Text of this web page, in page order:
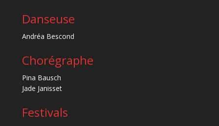
Danseuse
Andréa Bescond
Chorégraphe
Pina Bausch
Jade Janisset
Festivals